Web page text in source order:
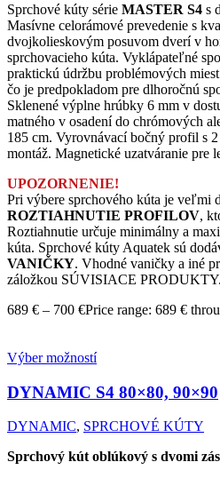
Sprchové kúty série MASTER S4 s
Masívne celorámové prevedenie s
dvojkolieskovým posuvom dverí v
sprchovacieho kúta. Vyklápateľné
praktickú údržbu problémových
čo je predpokladom pre dlhoročnú
Sklenené výplne hrúbky 6 mm v
matného v osadení do chrómových
185 cm. Vyrovnávací bočný profil s
montáž. Magnetické uzatváranie pre
UPOZORNENIE!
Pri výbere sprchového kúta je veľmi
ROZTIAHNUTIE PROFILOV,
Roztiahnutie určuje minimálny a
kúta. Sprchové kúty Aquatek sú
VANIČKY. Vhodné vaničky a iné
záložkou SÚVISIACE PRODUKTY.
689 € – 700 €Price range: 689 €
Výber možností
DYNAMIC S4 80×80, 90×90
DYNAMIC, SPRCHOVÉ KÚTY
Sprchový kút oblúkový s dvomi